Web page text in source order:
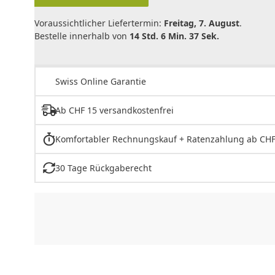
Voraussichtlicher Liefertermin: Freitag, 7. August.
Bestelle innerhalb von 14 Std. 6 Min. 37 Sek.
Swiss Online Garantie
Ab CHF 15 versandkostenfrei
Komfortabler Rechnungskauf + Ratenzahlung ab
30 Tage Rückgaberecht